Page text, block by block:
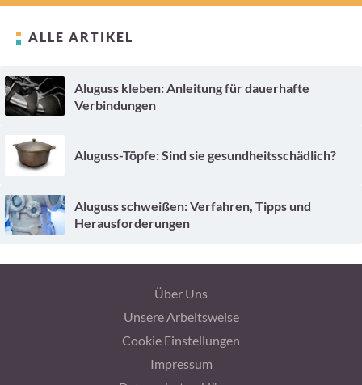
ALLE ARTIKEL
Aluguss kleben: Anleitung für dauerhafte
Verbindungen
Aluguss-Töpfe: Sind sie gesundheitsschädlich?
Aluguss schweißen: Verfahren, Tipps und
Herausforderungen
Über Uns
Unsere Arbeitsweise
Cookie Einstellungen
Impressum